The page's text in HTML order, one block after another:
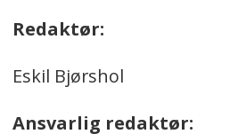
Redaktør:
Eskil Bjørshol
Ansvarlig redaktør: